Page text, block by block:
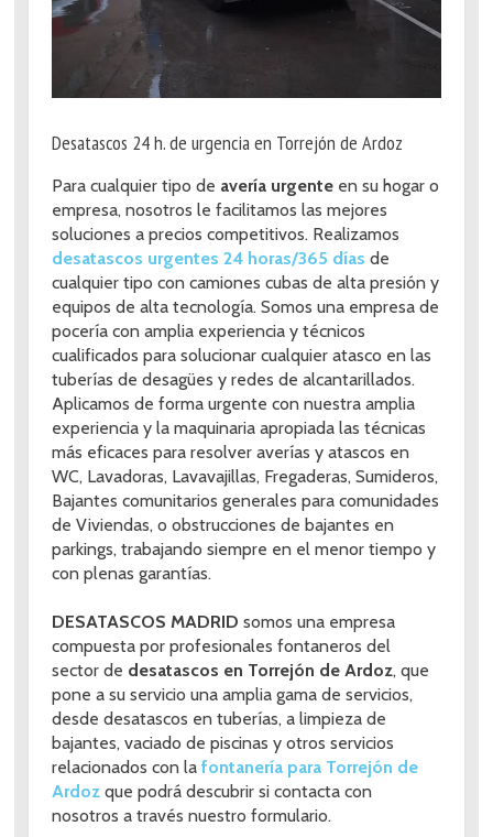
Desatascos 24 h. de urgencia en Torrejón de Ardoz
Para cualquier tipo de avería urgente en su hogar o
empresa, nosotros le facilitamos las mejores
soluciones a precios competitivos. Realizamos
desatascos urgentes 24 horas/365 días de
cualquier tipo con camiones cubas de alta presión y
equipos de alta tecnología. Somos una empresa de
pocería con amplia experiencia y técnicos
cualificados para solucionar cualquier atasco en las
tuberías de desagües y redes de alcantarillados.
Aplicamos de forma urgente con nuestra amplia
experiencia y la maquinaria apropiada las técnicas
más eficaces para resolver averías y atascos en
WC, Lavadoras, Lavavajillas, Fregaderas, Sumideros,
Bajantes comunitarios generales para comunidades
de Viviendas, o obstrucciones de bajantes en
parkings, trabajando siempre en el menor tiempo y
con plenas garantías.
DESATASCOS MADRIDsomos una empresa
compuesta por profesionales fontaneros del
sector de desatascos en Torrejón de Ardoz, que
pone a su servicio una amplia gama de servicios,
desde desatascos en tuberías, a limpieza de
bajantes, vaciado de piscinas y otros servicios
relacionados con lafontanería para Torrejón de
Ardoz que podrá descubrir si contacta con
nosotros a través nuestro formulario.